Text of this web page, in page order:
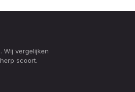
Wij vergelijken
scoort.